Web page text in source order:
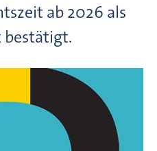
ab 2026 als
bestätigt.